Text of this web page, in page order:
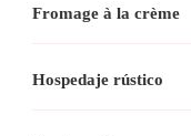
Fromage à la crème
Hospedaje rústico